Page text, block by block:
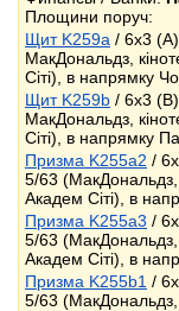
Площини поруч:
Щит K259a / 6x3 (A)
МакДональдз,
Сіті), в напрямку
Щит K259b / 6x3 (B)
МакДональдз,
Сіті), в напрямку
Призма K255a2 /
5/63
Академ Сіті), в
Призма K255a3 /
5/63
Академ Сіті), в
Призма K255b1 /
5/63